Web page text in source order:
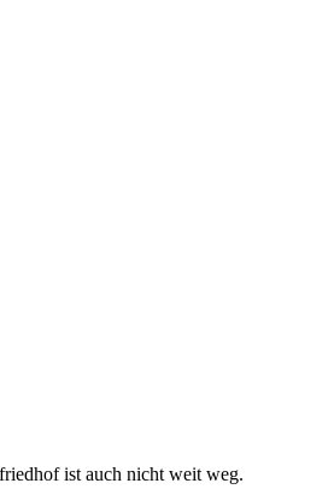
ist auch nicht weit weg.